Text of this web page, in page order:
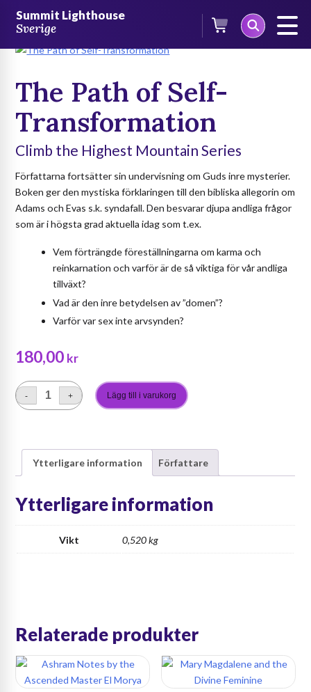
Summit Lighthouse
Sverige
Böcker Böcker på engelska
serien/ The Path of Self-Transformation
The Path of Self-
Transformation
Climb the Highest Mountain Series
Författarna fortsätter sin undervisning om Guds inre mysterier.
Boken ger den mystiska förklaringen till den bibliska allegorin om
Adams och Evas s.k. syndafall. Den besvarar djupa andliga frågor
som är i högsta grad aktuella idag som t.ex.
Vem förträngde föreställningarna om karma och
reinkarnation och varför är de så viktiga för vår andliga
tillväxt?
Vad är den inre betydelsen av ”domen”?
Varför var sex inte arvsynden?
180,00 kr
The
Self-
Transformation
- + Lägg till i varukorg
Ytterligare information Författare
Ytterligare information
Vikt 0,520 kg
Relaterade produkter